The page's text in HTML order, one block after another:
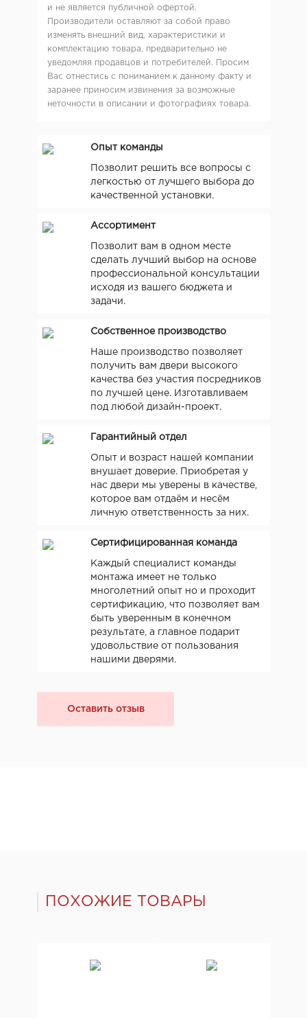
и не является публичной офертой.
Производители оставляют за собой право
изменять внешний вид, характеристики и
комплектацию товара, предварительно не
уведомляя продавцов и потребителей. Просим
Вас отнестись с пониманием к данному факту и
заранее приносим извинения за возможные
неточности в описании и фотографиях товара.
Опыт команды
Позволит решить все вопросы с
легкостью от лучшего выбора до
качественной установки.
Ассортимент
Позволит вам в одном месте
сделать лучший выбор на основе
профессиональной консультации
исходя из вашего бюджета и
задачи.
Собственное производство
Наше производство позволяет
получить вам двери высокого
качества без участия посредников
по лучшей цене. Изготавливаем
под любой дизайн-проект.
Гарантийный отдел
Опыт и возраст нашей компании
внушает доверие. Приобретая у
нас двери мы уверены в качестве,
которое вам отдаём и несём
личную ответственность за них.
Сертифицированная команда
Каждый специалист команды
монтажа имеет не только
многолетний опыт но и проходит
сертификацию, что позволяет вам
быть уверенным в конечном
результате, а главное подарит
удовольствие от пользования
нашими дверями.
Оставить отзыв
ПОХОЖИЕ ТОВАРЫ